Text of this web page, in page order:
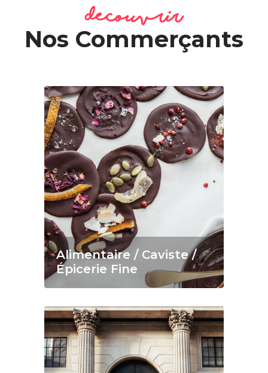
Decouvrir
Nos Commerçants
Alimentaire / Caviste /
Épicerie Fine